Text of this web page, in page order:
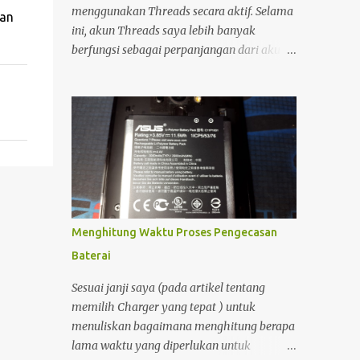
sedari tadi saya bangun.
menggunakan Threads secara aktif. Selama
ini, akun Threads saya lebih banyak
berfungsi sebagai perpanjangan dari akun
Threads. Interaksi yang saya lakukan di
platform tersebut pun relatif minim.
Namun, sekitar setengah bulan yang lalu,
saya mulai kembali aktif membuka dan
menggunakan Threads. Saat menjelajahi
berbagai postingan, saya menemukan
sesuatu yang menarik. Ada seorang pemilik
akun yang menampilkan status bahwa
akun Threads miliknya sudah terhubung
dengan Fediverse . Istilah tersebut cukup
asing bagi saya, sehingga menimbulkan
rasa penasaran.
Menghitung Waktu Proses Pengecasan
Baterai
Sesuai janji saya (pada artikel tentang
memilih Charger yang tepat ) untuk
menuliskan bagaimana menghitung berapa
lama waktu yang diperlukan untuk